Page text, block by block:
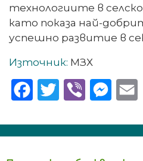
технологиите в
като показа най-
успешно развитие в
Източник: МЗХ
FacebookTwitterViber